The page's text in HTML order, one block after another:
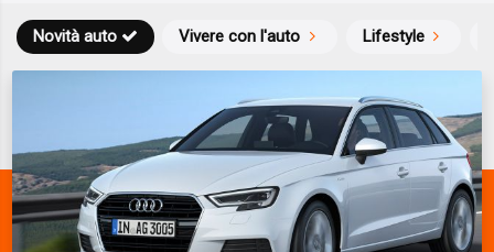
Novità auto Vivere con l'auto Lifestyle